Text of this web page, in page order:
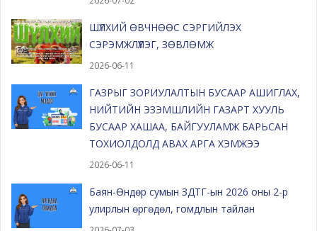
ШҮЛХИЙ ӨВЧНӨӨС СЭРГИЙЛЭХ
СЭРЭМЖЛҮҮЛЭГ, ЗӨВЛӨМЖ
2026-06-11
ГАЗРЫГ ЗОРИУЛАЛТЫН БУСААР АШИГЛАХ,
НИЙТИЙН ЭЗЭМШЛИЙН ГАЗАРТ ХУУЛЬ
БУСААР ХАШАА, БАЙГУУЛАМЖ БАРЬСАН
ТОХИОЛДОЛД АВАХ АРГА ХЭМЖЭЭ
2026-06-11
Баян-Өндөр сумын ЗДТГ-ын 2026 оны 2-р
улирлын өргөдөл, гомдлын тайлан